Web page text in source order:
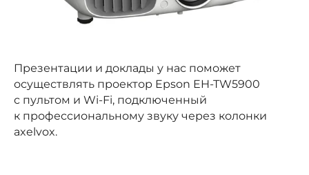
Презентации и доклады у нас поможет
осуществлять проектор Epson EH-TW5900
с пультом и Wi-Fi, подключенный
к профессиональному звуку через колонки
axelvox.